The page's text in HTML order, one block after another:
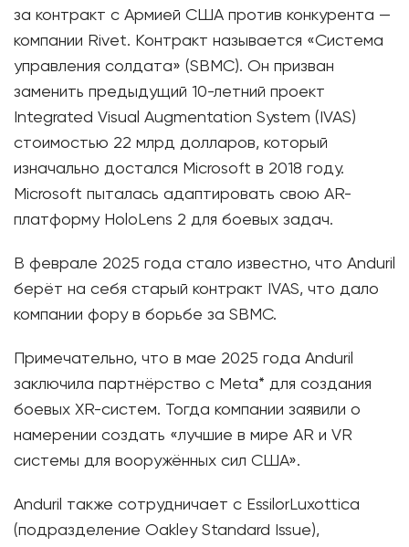
за контракт с Армией США против конкурента —
компании Rivet. Контракт называется «Система
управления солдата» (SBMC). Он призван
заменить предыдущий 10-летний проект
Integrated Visual Augmentation System (IVAS)
стоимостью 22 млрд долларов, который
изначально достался Microsoft в 2018 году.
Microsoft пыталась адаптировать свою AR-
платформу HoloLens 2 для боевых задач.
В феврале 2025 года стало известно, что Anduril
берёт на себя старый контракт IVAS, что дало
компании фору в борьбе за SBMC.
Примечательно, что в мае 2025 года Anduril
заключила партнёрство с Meta* для создания
боевых XR-систем. Тогда компании заявили о
намерении создать «лучшие в мире AR и VR
системы для вооружённых сил США».
Anduril также сотрудничает с EssilorLuxottica
(подразделение Oakley Standard Issue),